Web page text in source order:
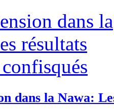
dans la Nawa: